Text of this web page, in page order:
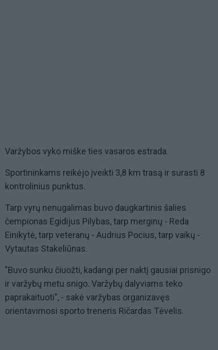
Varžybos vyko miške ties vasaros estrada.
Sportininkams reikėjo įveikti 3,8 km trasą ir surasti 8
kontrolinius punktus.
Tarp vyrų nenugalimas buvo daugkartinis šalies
čempionas Egidijus Pilybas, tarp merginų - Reda
Einikytė, tarp veteranų - Audrius Pocius, tarp vaikų -
Vytautas Stakeliūnas.
"Buvo sunku čiuožti, kadangi per naktį gausiai prisnigo
ir varžybų metu snigo. Varžybų dalyviams teko
paprakaituoti", - sakė varžybas organizavęs
orientavimosi sporto treneris Ričardas Tėvelis.